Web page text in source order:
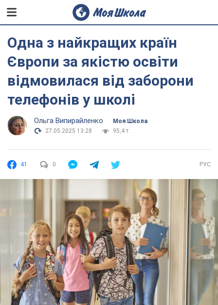
Одна з найкращих країн
Європи за якістю освіти
відмовилася від заборони
телефонів у школі
Ольга Випирайленко
Моя Школа
27.05.2025 13:28
95,4 т.
41 0 РУС